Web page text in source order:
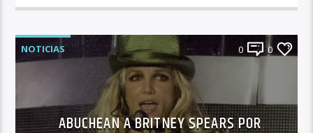
NOTICIAS 0 0
ABUCHEAN A BRITNEY SPEARS POR